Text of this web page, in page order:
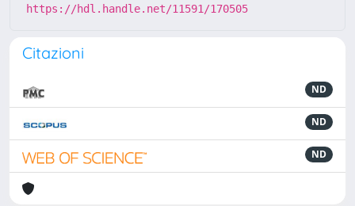
https://hdl.handle.net/11591/170505
Citazioni
ND
ND
ND